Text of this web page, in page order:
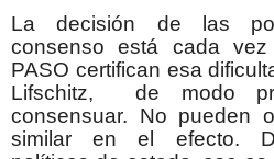
La decisión de las
consenso está cada
PASO certifican esa
Lifschitz, de modo
consensuar. No pueden
similar en el efecto.